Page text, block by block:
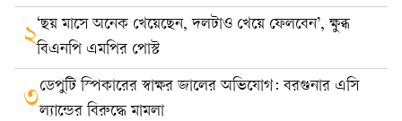
২‘ছয় মাসে অনেক খেয়েছেন, দলটাও খেয়ে ফেলবেন’, ক্ষুব্ধ
বিএনপি এমপির পোস্ট
৩ডেপুটি স্পিকারের স্বাক্ষর জালের অভিযোগ: বরগুনার এসি
ল্যান্ডের বিরুদ্ধে মামলা